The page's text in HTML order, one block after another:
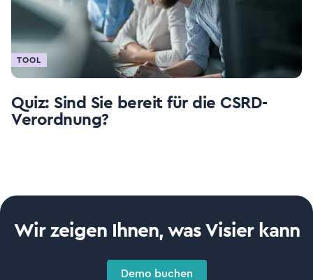
TOOL
Quiz: Sind Sie bereit für die CSRD-
Verordnung?
Wir zeigen Ihnen, was Visier kann
Demo buchen